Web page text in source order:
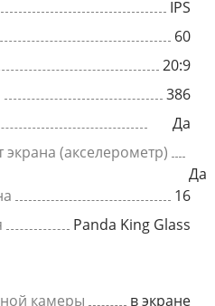
IPS
60
20:9
386
Да
(акселерометр)
Да
16
Panda King Glass
камеры
в экране